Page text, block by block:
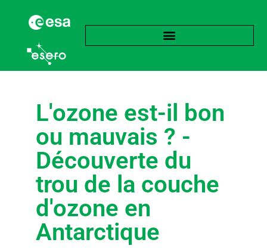
L'ozone est-il bon
ou mauvais ? -
Découverte du
trou de la couche
d'ozone en
Antarctique